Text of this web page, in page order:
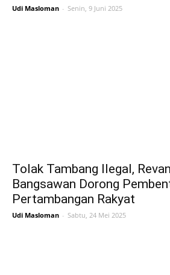
Udi Masloman - Senin, 9 Juni 2025
Tolak Tambang Ilegal,
Bangsawan Dorong
Pertambangan Rakyat
Udi Masloman - Sabtu, 24 Mei 2025